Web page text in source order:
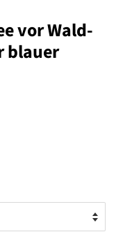
vor Wald-
blauer